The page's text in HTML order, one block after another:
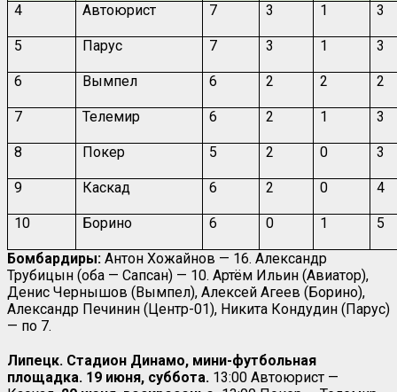
4 Автоюрист 7 3 1 3
5 Парус 7 3 1 3
6 Вымпел 6 2 2 2
7 Телемир 6 2 1 3
8 Покер 5 2 0 3
9 Каскад 6 2 0 4
10 Борино 6 0 1 5
Бомбардиры: Антон Хожайнов — 16. Александр
Трубицын (оба — Сапсан) — 10. Артём Ильин (Авиатор),
Денис Чернышов (Вымпел), Алексей Агеев (Борино),
Александр Печинин (Центр-01), Никита Кондудин (Парус)
— по 7.
Липецк. Стадион Динамо, мини-футбольная
площадка. 19 июня, суббота. 13:00 Автоюрист —